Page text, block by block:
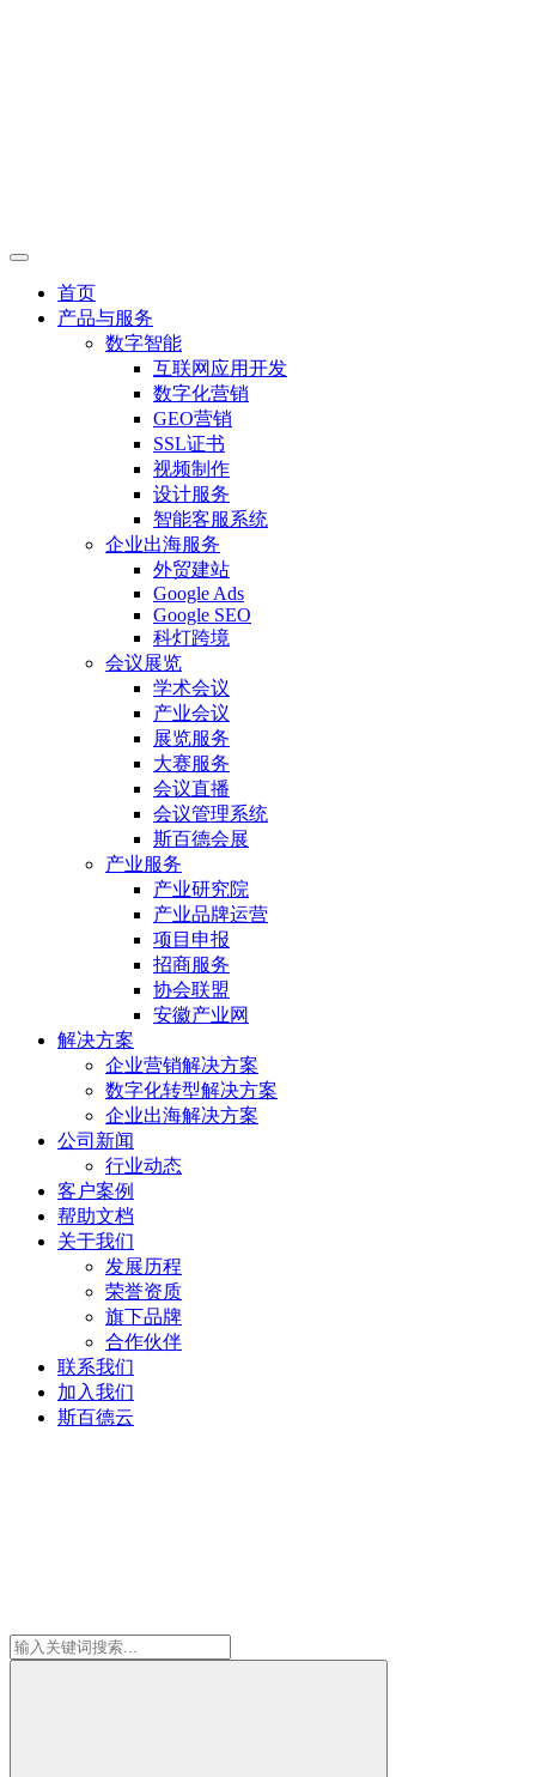
首页
产品与服务
数字智能
互联网应用开发
数字化营销
GEO营销
SSL证书
视频制作
设计服务
智能客服系统
企业出海服务
外贸建站
Google Ads
Google SEO
科灯跨境
会议展览
学术会议
产业会议
展览服务
大赛服务
会议直播
会议管理系统
斯百德会展
产业服务
产业研究院
产业品牌运营
项目申报
招商服务
协会联盟
安徽产业网
解决方案
企业营销解决方案
数字化转型解决方案
企业出海解决方案
公司新闻
行业动态
客户案例
帮助文档
关于我们
发展历程
荣誉资质
旗下品牌
合作伙伴
联系我们
加入我们
斯百德云